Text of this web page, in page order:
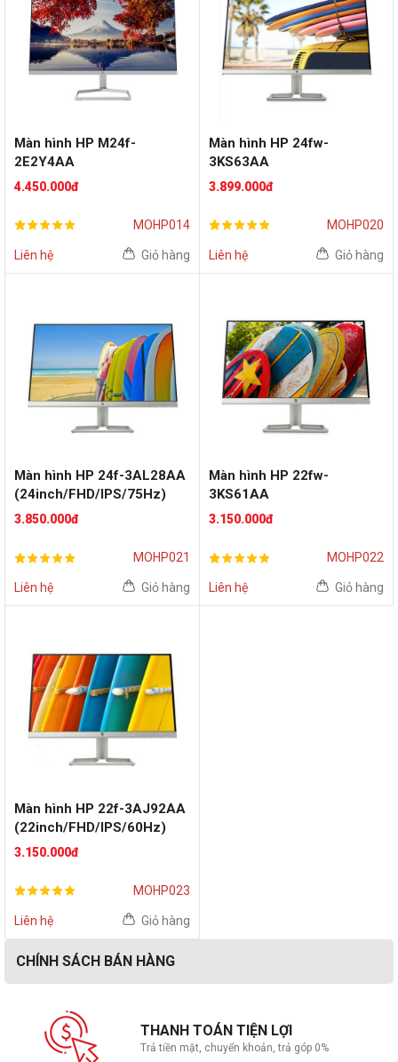
Màn hình HP M24f-
2E2Y4AA
(24inch/FHD/IPS/75Hz/Fre
4.450.000đ
MOHP014
Liên hệ Giỏ hàng
Màn hình HP 24fw-
3KS63AA
(24inch/FHD/IPS/60Hz)
3.899.000đ
MOHP020
Liên hệ Giỏ hàng
Màn hình HP 24f-3AL28AA
(24inch/FHD/IPS/75Hz)
3.850.000đ
MOHP021
Liên hệ Giỏ hàng
Màn hình HP 22fw-
3KS61AA
(22inch/FHD/IPS/60Hz)
3.150.000đ
MOHP022
Liên hệ Giỏ hàng
Màn hình HP 22f-3AJ92AA
(22inch/FHD/IPS/60Hz)
3.150.000đ
MOHP023
Liên hệ Giỏ hàng
CHÍNH SÁCH BÁN HÀNG
THANH TOÁN TIỆN LỢI
Trả tiền mặt, chuyển khoản, trả góp 0%